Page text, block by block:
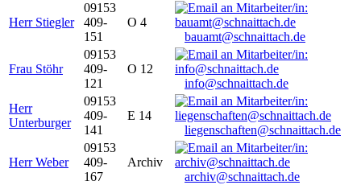
Herr Stiegler
09153
409-
151
O 4
bauamt@schnaittach.de
Frau Stöhr
09153
409-
121
O 12
info@schnaittach.de
Herr
Unterburger
09153
409-
141
E 14
liegenschaften@schnaittach.de
Herr Weber
09153
409-
167
Archiv
archiv@schnaittach.de